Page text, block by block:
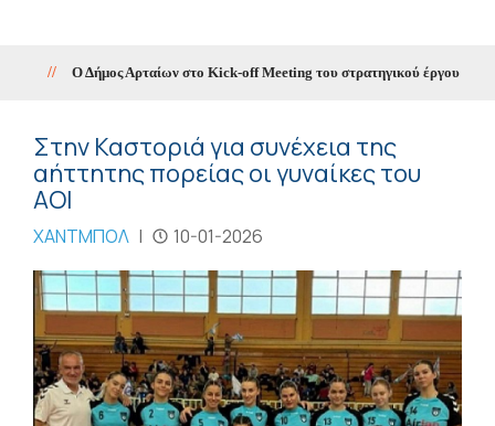
Ο Δήμος Αρταίων στο Kick-off Meeting του στρατηγικού έργου
Στην Καστοριά για συνέχεια της
αήττητης πορείας οι γυναίκες του
ΑΟΙ
ΧΑΝΤΜΠΟΛ | 10-01-2026